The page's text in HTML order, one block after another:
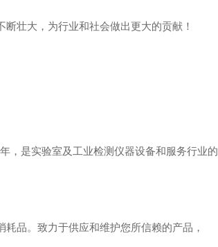
壮大，为行业和社会做出更大的贡献！
，是实验室及工业检测仪器设备和服务行业的
品。致力于供应和维护您所信赖的产品，